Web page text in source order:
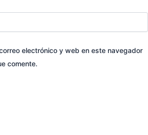
electrónico y web en este navegador
comente.